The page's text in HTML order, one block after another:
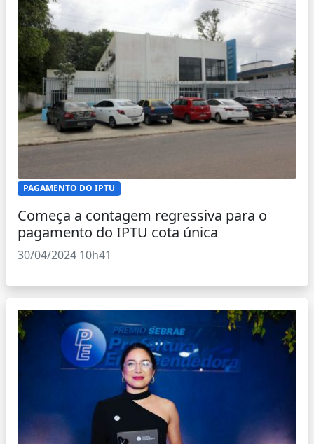
PAGAMENTO DO IPTU
Começa a contagem regressiva para o
pagamento do IPTU cota única
30/04/2024 10h41